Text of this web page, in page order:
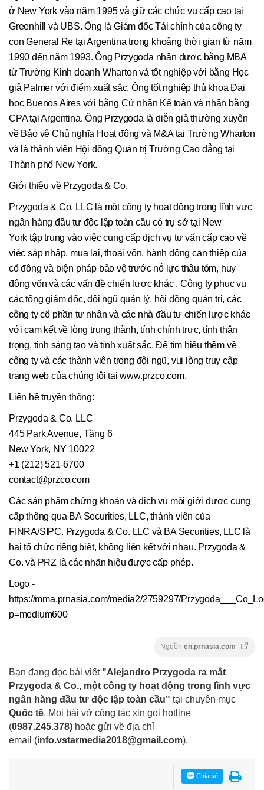
ở New York vào năm 1995 và giữ các chức vụ cấp cao tại
Greenhill và UBS. Ông là Giám đốc Tài chính của công ty
con General Re tại Argentina trong khoảng thời gian từ năm
1990 đến năm 1993. Ông Przygoda nhận được bằng MBA
từ Trường Kinh doanh Wharton và tốt nghiệp với bằng Học
giả Palmer với điểm xuất sắc. Ông tốt nghiệp thủ khoa Đại
học Buenos Aires với bằng Cử nhân Kế toán và nhận bằng
CPA tại Argentina. Ông Przygoda là diễn giả thường xuyên
về Bảo vệ Chủ nghĩa Hoạt động và M&A tại Trường Wharton
và là thành viên Hội đồng Quản trị Trường Cao đẳng tại
Thành phố New York.
Giới thiệu về Przygoda & Co.
Przygoda & Co. LLC là một công ty hoạt động trong lĩnh vực
ngân hàng đầu tư độc lập toàn cầu có trụ sở tại New
York tập trung vào việc cung cấp dịch vụ tư vấn cấp cao về
việc sáp nhập, mua lại, thoái vốn, hành động can thiệp của
cổ đông và biện pháp bảo vệ trước nỗ lực thâu tóm, huy
động vốn và các vấn đề chiến lược khác . Công ty phục vụ
các tổng giám đốc, đội ngũ quản lý, hội đồng quản trị, các
công ty cổ phần tư nhân và các nhà đầu tư chiến lược khác
với cam kết về lòng trung thành, tính chính trực, tính thận
trọng, tính sáng tạo và tính xuất sắc. Để tìm hiểu thêm về
công ty và các thành viên trong đội ngũ, vui lòng truy cập
trang web của chúng tôi tại www.przco.com.
Liên hệ truyền thông:
Przygoda & Co. LLC
445 Park Avenue, Tầng 6
New York, NY 10022
+1 (212) 521-6700
contact@przco.com
Các sản phẩm chứng khoán và dịch vụ môi giới được cung
cấp thông qua BA Securities, LLC, thành viên của
FINRA/SIPC. Przygoda & Co. LLC và BA Securities, LLC là
hai tổ chức riêng biệt, không liên kết với nhau. Przygoda &
Co. và PRZ là các nhãn hiệu được cấp phép.
Logo -
https://mma.prnasia.com/media2/2759297/
p=medium600
Nguồn en.prnasia.com
Bạn đang đọc bài viết "Alejandro Przygoda ra mắt
Przygoda & Co., một công ty hoạt động trong lĩnh vực
ngân hàng đầu tư độc lập toàn cầu" tại chuyên mục
Quốc tế. Mọi bài vở cộng tác xin gọi hotline
(0987.245.378) hoặc gửi về địa chỉ
email (info.vstarmedia2018@gmail.com).
Chia sẻ